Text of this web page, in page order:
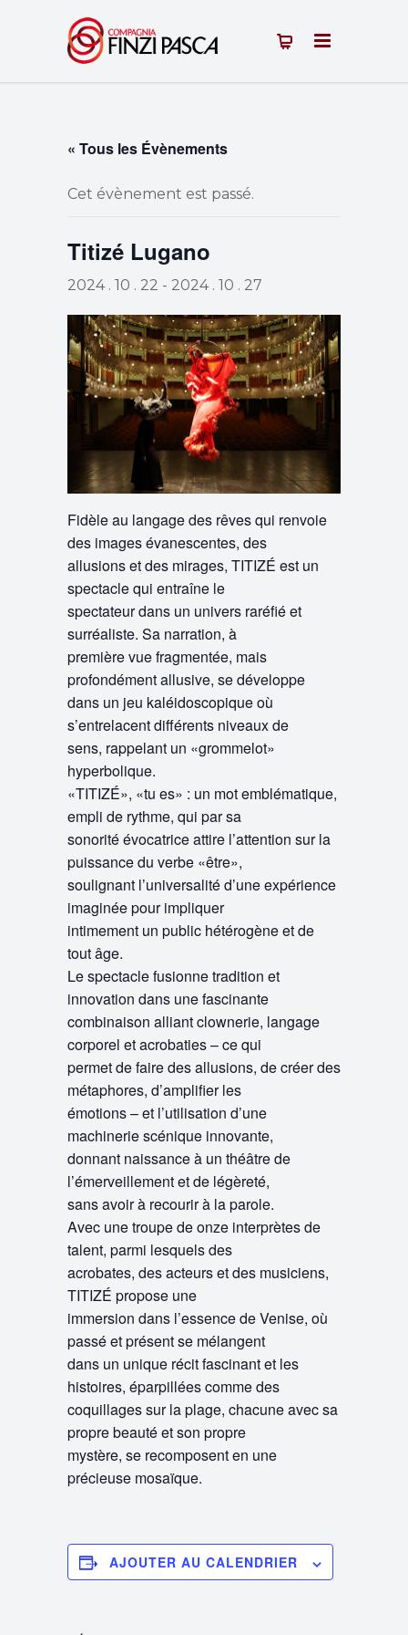
« Tous les Évènements
Cet évènement est passé.
Titizé Lugano
2024 . 10 . 22 - 2024 . 10 . 27
Fidèle au langage des rêves qui renvoie
des images évanescentes, des
allusions et des mirages, TITIZÉ est un
spectacle qui entraîne le
spectateur dans un univers raréfié et
surréaliste. Sa narration, à
première vue fragmentée, mais
profondément allusive, se développe
dans un jeu kaléidoscopique où
s’entrelacent différents niveaux de
sens, rappelant un «grommelot»
hyperbolique.
«TITIZÉ», «tu es» : un mot emblématique,
empli de rythme, qui par sa
sonorité évocatrice attire l’attention sur la
puissance du verbe «être»,
soulignant l’universalité d’une expérience
imaginée pour impliquer
intimement un public hétérogène et de
tout âge.
Le spectacle fusionne tradition et
innovation dans une fascinante
combinaison alliant clownerie, langage
corporel et acrobaties – ce qui
permet de faire des allusions, de créer des
métaphores, d’amplifier les
émotions – et l’utilisation d’une
machinerie scénique innovante,
donnant naissance à un théâtre de
l’émerveillement et de légèreté,
sans avoir à recourir à la parole.
Avec une troupe de onze interprètes de
talent, parmi lesquels des
acrobates, des acteurs et des musiciens,
TITIZÉ propose une
immersion dans l’essence de Venise, où
passé et présent se mélangent
dans un unique récit fascinant et les
histoires, éparpillées comme des
coquillages sur la plage, chacune avec sa
propre beauté et son propre
mystère, se recomposent en une
précieuse mosaïque.
AJOUTER AU CALENDRIER